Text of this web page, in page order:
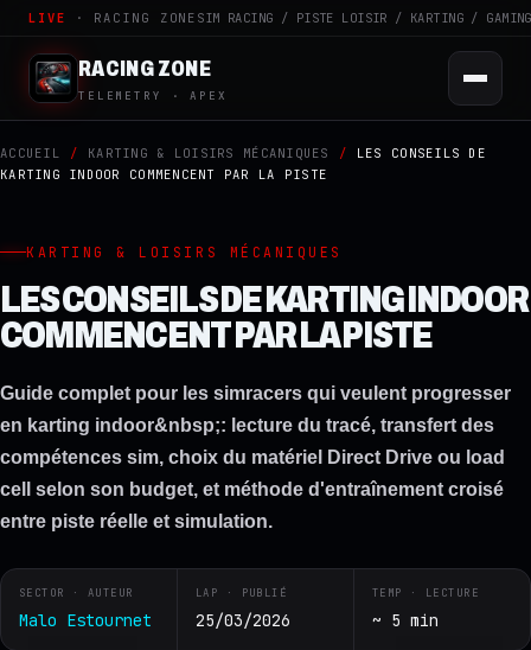
LIVE · RACING ZONE SIM RACING / PISTE LOISIR / KARTING / GAMING
RACING ZONE
TELEMETRY · APEX
ACCUEIL / KARTING & LOISIRS MÉCANIQUES /
LES CONSEILS DE
KARTING INDOOR COMMENCENT PAR LA PISTE
KARTING & LOISIRS MÉCANIQUES
LES CONSEILS DE KARTING INDOOR
COMMENCENT PAR LA PISTE
Guide complet pour les simracers qui veulent progresser
en karting indoor&nbsp;: lecture du tracé, transfert des
compétences sim, choix du matériel Direct Drive ou load
cell selon son budget, et méthode d'entraînement croisé
entre piste réelle et simulation.
SECTOR · AUTEUR
Malo Estournet
LAP · PUBLIÉ
25/03/2026
TEMP · LECTURE
~ 5 min